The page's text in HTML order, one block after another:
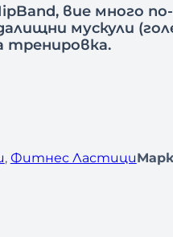
вие много
мускули
тренировка.
, Фитнес Ластици